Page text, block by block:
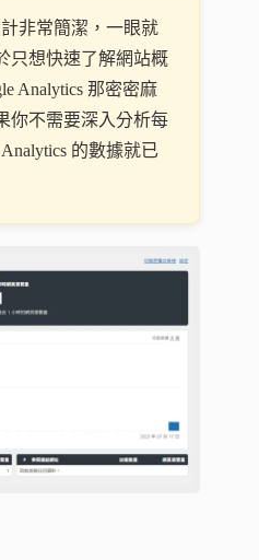
非常簡潔，一眼就
只想快速了解網站概
Analytics 那密密麻
你不需要深入分析每
的數據就已